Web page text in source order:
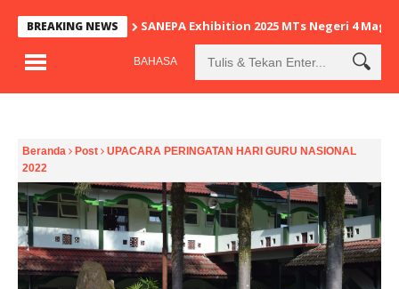
BREAKING NEWS SANEPA Exhibition 2025 MTs Negeri 4
BAHASA
Beranda Post
UPACARA PERINGATAN HARI GURU NASIONAL
2022